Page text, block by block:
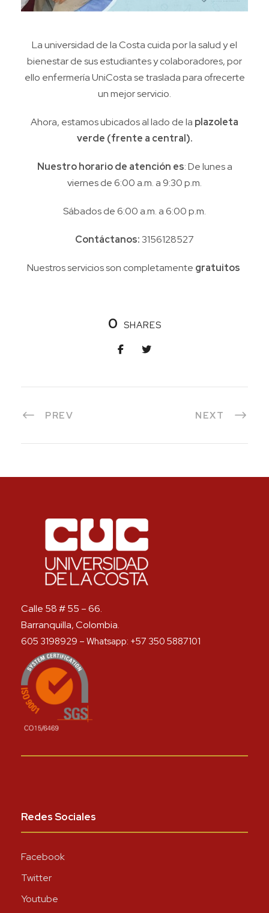
La universidad de la Costa cuida por la salud y el
bienestar de sus estudiantes y colaboradores, por
ello enfermería UniCosta se traslada para ofrecerte
un mejor servicio.
Ahora, estamos ubicados al lado de la plazoleta
verde (frente a central).
Nuestro horario de atención es: De lunes a
viernes de 6:00 a.m. a 9:30 p.m.
Sábados de 6:00 a.m. a 6:00 p.m.
Contáctanos:3156128527
Nuestros servicios son completamente gratuitos
0 SHARES
PREV NEXT
Calle 58 # 55 – 66.
Barranquilla, Colombia.
605 3198929 – Whatsapp: +57 350 5887101
Redes Sociales
Facebook
Twitter
Youtube